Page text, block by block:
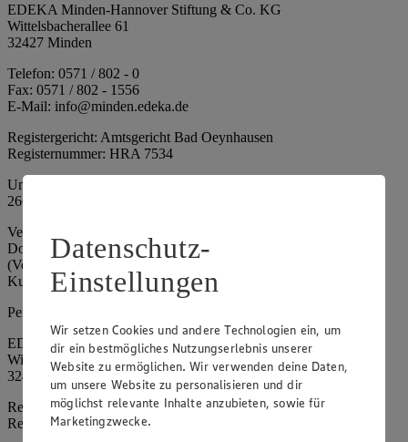
EDEKA Minden-Hannover Stiftung & Co. KG
Wittelsbacherallee 61
32427 Minden
Telefon: 0571 / 802 - 0
Fax: 0571 / 802 - 1556
E-Mail: info@minden.edeka.de
Registergericht: Amtsgericht Bad Oeynhausen
Registernummer: HRA 7534
Umsatzsteuer-Identifikationsnummer gem. § 27a UStG: DE
266067317
Vertretungsberechtigte: Mark Rosenkranz (Sprecher), Eileen
Dominique Klingsiek (Vorstandsmitglied), Ulf-U. Plath
(Vorstandsmitglied), Stephan Wohler (Vorstandsmitglied), Marc
Kuhlmann (Aufsichtsratsvorsitzender)
Persönlich haftende Gesellschafterin:
EDEKA Minden-Hannover Holding GmbH
Wittelsbacherallee 61
32427 Minden
Registergericht: Amtsgericht Bad Oeynhausen
Registernummer: HRB 4086
Datenschutz-
Einstellungen
Wir setzen Cookies und andere Technologien ein, um
dir ein bestmögliches Nutzungserlebnis unserer
Website zu ermöglichen. Wir verwenden deine Daten,
um unsere Website zu personalisieren und dir
möglichst relevante Inhalte anzubieten, sowie für
Marketingzwecke.